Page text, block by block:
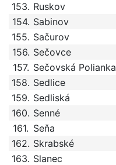
153. Ruskov
154. Sabinov
155. Sačurov
156. Sečovce
157. Sečovská Polianka
158. Sedlice
159. Sedliská
160. Senné
161. Seňa
162. Skrabské
163. Slanec